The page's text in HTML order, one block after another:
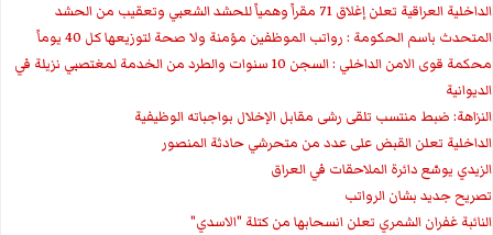
الداخلية العراقية تعلن إغلاق 71 مقراً وهمياً للحشد الشعبي وتعقيب من الحشد
المتحدث باسم الحكومة : رواتب الموظفين مؤمنة ولا صحة لتوزيعها كل 40 يوماً
محكمة قوى الامن الداخلي : السجن 10 سنوات والطرد من الخدمة لمغتصبي نزيلة في
الديوانية
النزاهة: ضبط منتسب تلقى رشى مقابل الإخلال بواجباته الوظيفية
الداخلية تعلن القبض على عدد من متحرشي حادثة المنصور
الزيدي يوسّع دائرة الملاحقات في العراق
تصريح جديد بشان الرواتب
النائبة غفران الشمري تعلن انسحابها من كتلة "الاسدي"